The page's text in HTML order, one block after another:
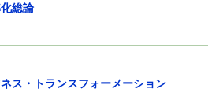
総論
ス・トランスフォーメーション